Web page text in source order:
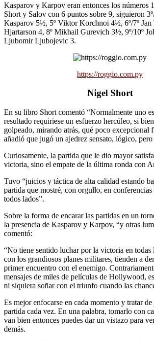
Kasparov y Karpov eran entonces los números
Short y Salov con 6 puntos sobre 9, siguieron
Kasparov 5½, 5º Viktor Korchnoi 4½, 6º/7º Jan
Hjartarson 4, 8º Mikhail Gurevich 3½, 9º/10º
Ljubomir Ljubojevic 3.
https://roggio.com.py
Nigel Short
En su libro Short comentó “Normalmente uno
resultado requiriese un esfuerzo hercúleo, si
golpeado, mirando atrás, qué poco excepcional
añadió que jugó un ajedrez sensato, lógico, pero
Curiosamente, la partida que le dio mayor
victoria, sino el empate de la última ronda con
Tuvo “juicios y táctica de alta calidad estando
partida que mostré, con orgullo, en
todos lados”.
Sobre la forma de encarar las partidas en un
la presencia de Kasparov y Karpov, “y otras
comentó:
“No tiene sentido luchar por la victoria en todas
con los grandiosos planes militares, tienden a
primer encuentro con el enemigo.
mensajes de miles de películas de Hollywood,
ni siquiera soñar con el triunfo cuando las
Es mejor enfocarse en cada momento y tratar
partida cada vez. En una palabra, tomarlo con
van bien entonces puedes dar un vistazo para
demás.